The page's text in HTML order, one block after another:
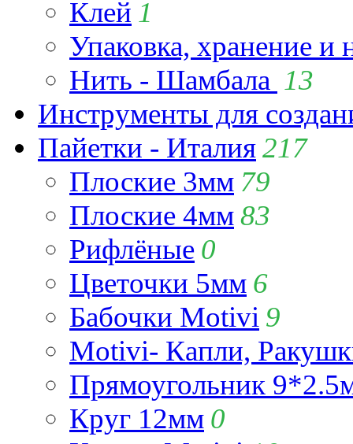
Клей 1
Упаковка, хранение и
Нить - Шамбала 13
Инструменты для
Пайетки - Италия217
Плоские 3мм 79
Плоские 4мм83
Рифлёные 0
Цветочки 5мм 6
Бабочки Motivi 9
Motivi- Капли,
Прямоугольник
Круг 12мм 0